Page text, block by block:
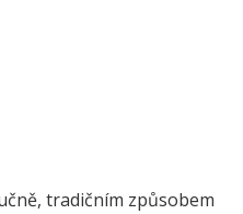
tradičním způsobem